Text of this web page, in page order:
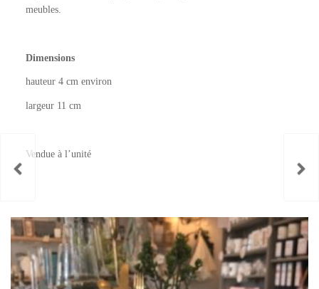
meubles.
Dimensions
hauteur 4 cm environ
largeur 11 cm
Vendue à l’unité